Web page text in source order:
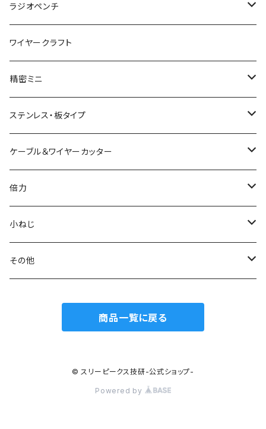
ピアノ線強力ニッパ
結束バンド2WAYニッパ
結束バンドひっぱりニッパ
電工Fニッパ
電工パワーニッパ
模型プロ ニッパ
ミニマイクロニッパ
マイクロニッパ
ワイヤークラフトニッパ
ミニプラスチックニッパ
マイクロプラスチックニッパ
模型プロ 片刃プラニッパ
片刃プラニッパ
ハイプラスチックニッパ
スリムプラスチックニッパ
斜プラスチックニッパ
エッジプラスチックニッパ
ステンレス、板タイププラスチックニッパ
刃面フラット（平面）
ペンチ
かるいペンチ
新サイズペンチ
かるいパワーペンチ
電工パワーペンチ
ラジオペンチ
ラジオペンチ
かるいラジオペンチ
新サイズラジオペンチ
マイクロラジオペンチ
ニードルノーズプライヤー
リードペンチ
ステンレス製ラジオペンチ
万能ラジオペンチ
ワイヤークラフトペンチ
ワイヤークラフト
精密ミニ
ミニマイクロニッパ
ミニプラスチックニッパ
エッジニッパ
ニードルノーズプライヤー
ミニリードペンチ
チェーンノーズプライヤー
ステンレス・板タイプ
ニッパ
プラスチックニッパ
ラジオペンチ
リードペンチ
ケーブル＆ワイヤーカッター
電工Fペンチ
ケーブルカッター
ワイヤーカッター
倍力
グリーンシリーズ
ジュエリーカッター
小ねじ
トラスねじバイス
小ねじプライヤー
その他
カートリッジレンチ
商品一覧に戻る
© スリーピークス技研-公式ショップ-
Powered by